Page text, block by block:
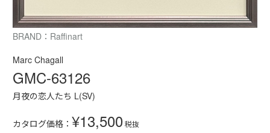
BRAND：Raffinart
Marc Chagall
GMC-63126
月夜の恋人たち L(SV)
カタログ価格： ¥13,500税抜